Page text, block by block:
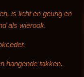
is licht en geurig en
als wierook.
hangende takken.